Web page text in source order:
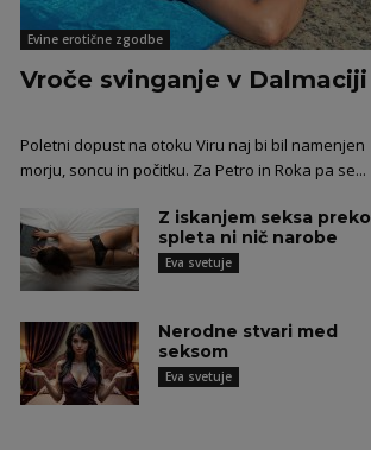
Evine erotične zgodbe
Vroče svinganje v Dalmaciji
Poletni dopust na otoku Viru naj bi bil namenjen
morju, soncu in počitku. Za Petro in Roka pa se...
Z iskanjem seksa preko
spleta ni nič narobe
Eva svetuje
Nerodne stvari med
seksom
Eva svetuje